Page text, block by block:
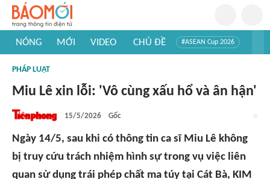
NÓNG MỚI VIDEO CHỦ ĐỀ #ASEAN Cup 2026
#Khám phá thế giới
PHÁP LUẬT
Miu Lê xin lỗi: 'Vô cùng xấu hổ và ân hận'
15/5/2026 Gốc
Ngày 14/5, sau khi có thông tin ca sĩ Miu Lê không
bị truy cứu trách nhiệm hình sự trong vụ việc liên
quan sử dụng trái phép chất ma túy tại Cát Bà, KIM